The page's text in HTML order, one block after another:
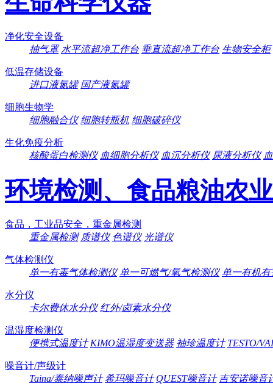
净化安全设备
抽气罩 水平流超净工作台 垂直流超净工作台 生物安全柜
低温存储设备
进口液氮罐 国产液氮罐
细胞生物学
细胞融合仪 细胞转瓶机 细胞破碎仪
生化免疫分析
核酸蛋白检测仪 血细胞分析仪 血沉分析仪 尿液分析仪
环境检测、食品粮油农
食品，工业品安全，重金属检测
重金属检测 质谱仪 色谱仪 光谱仪
气体检测仪
单一有毒气体检测仪 单一可燃气/氧气检测仪 单一有机
水分仪
卡尔费休水分仪 红外/卤素水分仪
温湿度检测仪
便携式温度计 KIMO温湿度变送器 袖珍温度计 TESTO/
噪音计/声级计
Taina/泰纳噪声计 希玛噪音计 QUEST噪音计 吉安诺噪音